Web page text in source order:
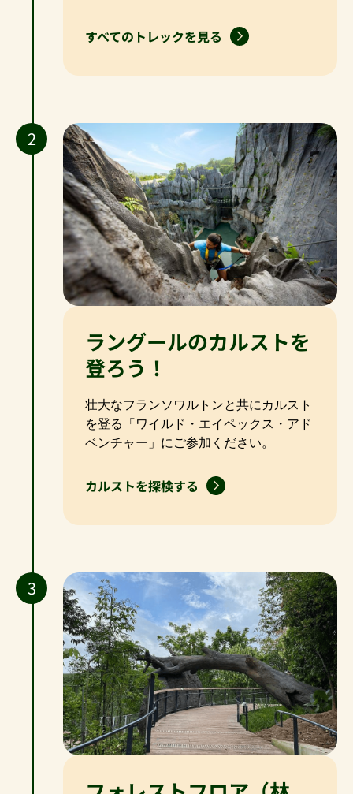
すべてのトレックを見る
2
ラングールのカルストを
登ろう！
壮大なフランソワルトンと共にカルスト
を登る「ワイルド・エイペックス・アド
ベンチャー」にご参加ください。
カルストを探検する
3